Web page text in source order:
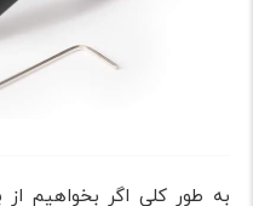
به طور کلی اگر بخواهیم